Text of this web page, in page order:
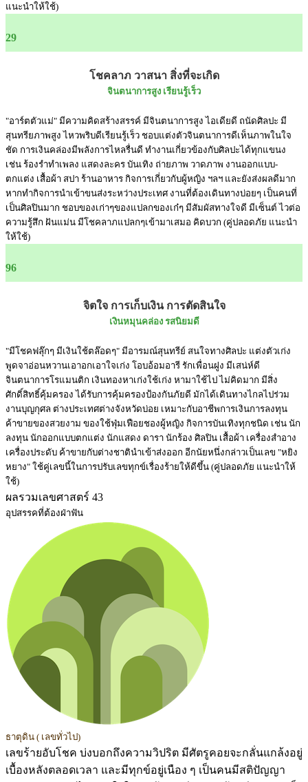
แนะนำให้ใช้)
29
โชคลาภ วาสนา สิ่งที่จะเกิด
จินตนาการสูง เรียนรู้เร็ว
"อาร์ตตัวแม่" มีความคิดสร้างสรรค์ มีจินตนาการสูง ไอเดียดี ถนัดศิลปะ มี
สุนทรียภาพสูง ไหวพริบดีเรียนรู้เร็ว ชอบแต่งตัวจินตนาการดีเห็นภาพในใจ
ชัด การเงินคล่องมีพลังการไหลรื่นดี ทำงานเกี่ยวข้องกับศิลปะได้ทุกแขนง
เช่น ร้องรำทำเพลง แสดงละคร บันเทิง ถ่ายภาพ วาดภาพ งานออกแบบ-
ตกแต่ง เสื้อผ้า สปา ร้านอาหาร กิจการเกี่ยวกับผู้หญิง ฯลฯ และยังส่งผลดีมาก
หากทำกิจการนำเข้าขนส่งระหว่างประเทศ งานที่ต้องเดินทางบ่อยๆ เป็นคนที่
เป็นศิลปินมาก ชอบของเก่าๆของแปลกของเก๋ๆ มีสัมผัสทางใจดี มีเซ็นต์ ไวต่อ
ความรู้สึก ฝันแม่น มีโชคลาภแปลกๆเข้ามาเสมอ คิดบวก (คู่ปลอดภัย แนะนำ
ให้ใช้)
96
จิตใจ การเก็บเงิน การตัดสินใจ
เงินหมุนคล่อง รสนิยมดี
"มีโชคฟลุ๊กๆ มีเงินใช้ตล๊อดๆ" มีอารมณ์สุนทรีย์ สนใจทางศิลปะ แต่งตัวเก่ง
พูดจาอ่อนหวานเอาอกเอาใจเก่ง โอบอ้อมอารี รักเพื่อนฝูง มีเสน่ห์ดี
จินตนาการโรแมนติก เงินทองหาเก่งใช้เก่ง หามาใช้ไป ไม่คิดมาก มีสิ่ง
ศักดิ์สิทธิ์คุ้มครอง ได้รับการคุ้มครองป้องกันภัยดี มักได้เดินทางไกลไปร่วม
งานบุญกุศล ต่างประเทศต่างจังหวัดบ่อย เหมาะกับอาชีพการเงินการลงทุน
ค้าขายของสวยงาม ของใช้ฟุ่มเฟือยชองผู้หญิง กิจการบันเทิงทุกชนิด เช่น นัก
ลงทุน นักออกแบบตกแต่ง นักแสดง ดารา นักร้อง ศิลปิน เสื้อผ้า เครื่องสำอาง
เครื่องประดับ ค้าขายกับต่างชาตินำเข้าส่งออก อีกนัยหนึ่งกล่าวเป็นเลข "หยิง
หยาง" ใช้คู่เลขนี้ในการปรับเลขทุกข์เรื่องร้ายให้ดีขึ้น (คู่ปลอดภัย แนะนำให้
ใช้)
ผลรวมเลขศาสตร์ 43
อุปสรรคที่ต้องฝ่าฟัน
ธาตุดิน ( เลขทั่วไป)
เลขร้ายอับโชค บ่งบอกถึงความวิปริต มีศัตรูคอยจะกลั่นแกล้งอยู่
เบื้องหลังตลอดเวลา และมีทุกข์อยู่เนือง ๆ เป็นคนมีสติปัญญา